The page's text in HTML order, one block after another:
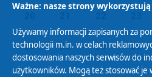
27 28 29 30
Ważne: nasze strony
Używamy informacji zapisanych za
technologii m.in. w celach
dostosowania naszych serwisów do
użytkowników. Mogą też stosować je